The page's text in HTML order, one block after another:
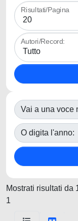
Risultati/Pagina
Autori/Record:
Vai a una voce
O digita l'anno:
Mostrati risultati da
1